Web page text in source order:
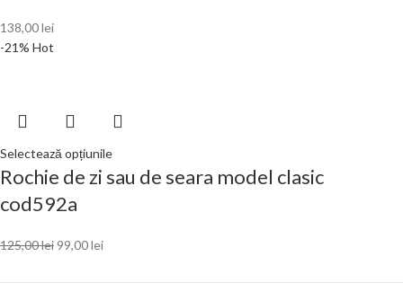
138,00lei
-21% Hot
Selectează opțiunile
Rochie de zi sau de seara model clasic
cod592a
125,00lei 99,00lei